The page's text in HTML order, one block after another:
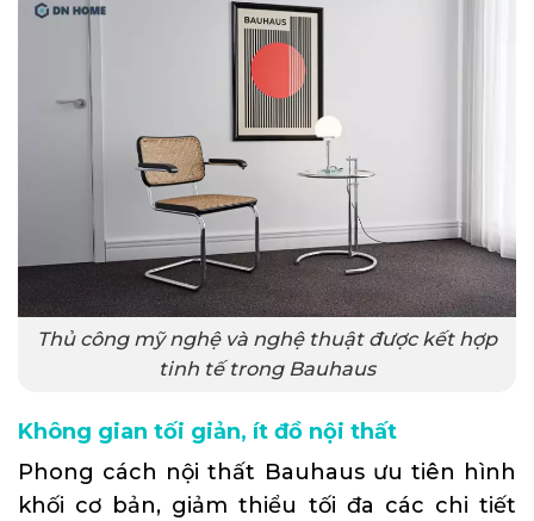
Thủ công mỹ nghệ và nghệ thuật được kết hợp
tinh tế trong Bauhaus
Không gian tối giản, ít đồ nội thất
Phong cách nội thất Bauhaus ưu tiên hình
khối cơ bản, giảm thiểu tối đa các chi tiết